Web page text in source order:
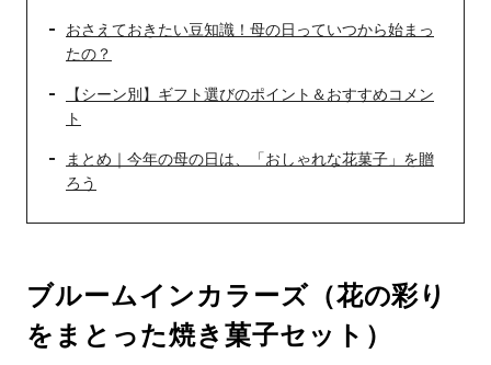
おさえておきたい豆知識！母の日っていつから始まっ
たの？
【シーン別】ギフト選びのポイント＆おすすめコメン
ト
まとめ｜今年の母の日は、「おしゃれな花菓子」を贈
ろう
ブルームインカラーズ（花の彩り
をまとった焼き菓子セット）